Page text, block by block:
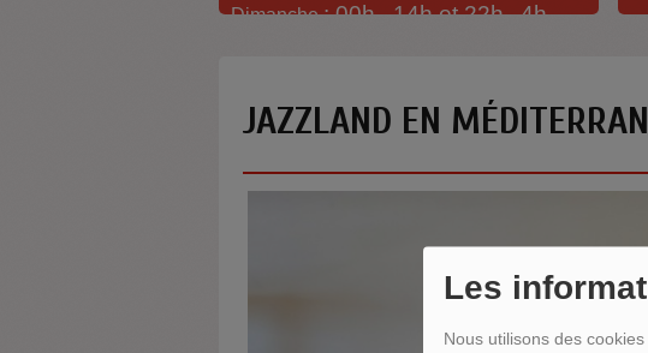
Les
Nous utilisons des
Dimanche: 00h -14h et 22h-4h
JAZZLAND EN